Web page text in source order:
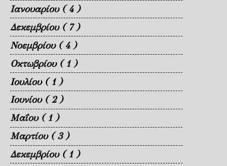
Ιανουαρίου ( 4 )
Δεκεμβρίου ( 7 )
Νοεμβρίου ( 4 )
Οκτωβρίου ( 1 )
Ιουλίου ( 1 )
Ιουνίου ( 2 )
Μαΐου ( 1 )
Μαρτίου ( 3 )
Δεκεμβρίου ( 1 )